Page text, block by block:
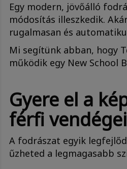
Egy modern, jövőálló
módosítás illeszkedik.
rugalmasan és
Mi segítünk abban, hogy
működik egy New School
Gyere el a
férfi
A fodrászat egyik
űzheted a legmagasabb